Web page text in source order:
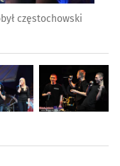
częstochowski